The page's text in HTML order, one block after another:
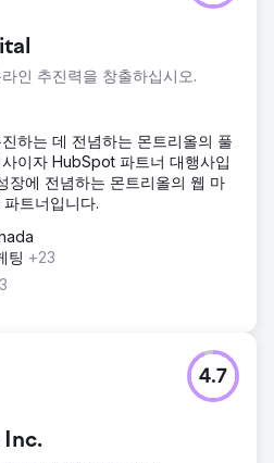
인 추진력을 창출하십시오.
하는 데 전념하는 몬트리올의 풀
이자 HubSpot 파트너 대행사입
장에 전념하는 몬트리올의 웹 마
트너입니다.
팅 +23
4.7